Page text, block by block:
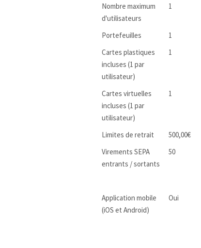
Nombre maximum
d'utilisateurs
1
Portefeuilles 1
Cartes plastiques
incluses (1 par
utilisateur)
1
Cartes virtuelles
incluses (1 par
utilisateur)
1
Limites de retrait 500,00€
Virements SEPA
entrants / sortants
50
Application mobile
(iOS et Android)
Oui